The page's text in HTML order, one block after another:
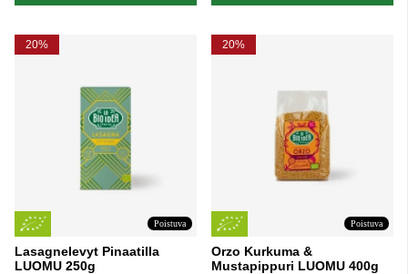
20%
Poistuva
Lasagnelevyt Pinaatilla
LUOMU 250g
20%
Poistuva
Orzo Kurkuma &
Mustapippuri LUOMU 400g